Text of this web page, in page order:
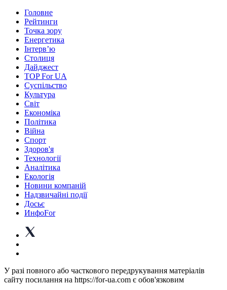
Головне
Рейтинги
Точка зору
Енергетика
Інтерв’ю
Столиця
Дайджест
TOP For UA
Суспiльство
Культура
Світ
Економіка
Політика
Війна
Спорт
Здоров'я
Технології
Аналітика
Екологія
Новини компаній
Надзвичайні події
Досьє
ИнфоFor
У разі повного або часткового передрукування матеріалів
сайту посилання на https://for-ua.com є обов'язковим